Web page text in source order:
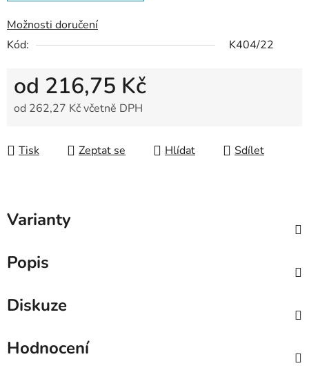
Možnosti doručení
Kód:
K404/22
od 216,75 Kč
od 262,27 Kčvčetně DPH
Tisk
Zeptat se Hlídat Sdílet
Varianty
Popis
Diskuze
Hodnocení